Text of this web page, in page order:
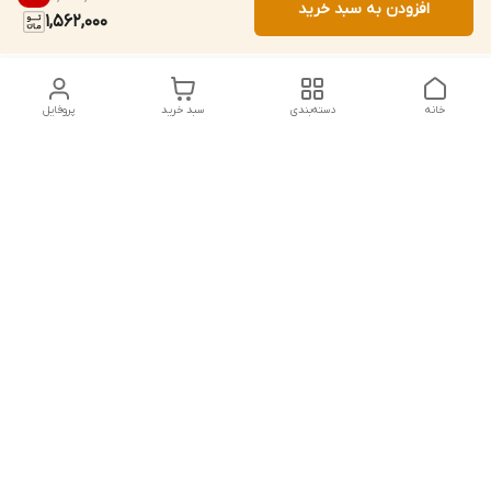
1,562,000
افزودن به سبد خرید
پروفایل سبد خرید دسته‌بندی خانه